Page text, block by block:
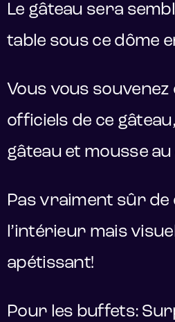
Le gâteau sera
table sous ce dôme
Vous vous souvenez
officiels de ce
gâteau et mousse
Pas vraiment sûr de
l’intérieur mais
apétissant!
Pour les buffets: